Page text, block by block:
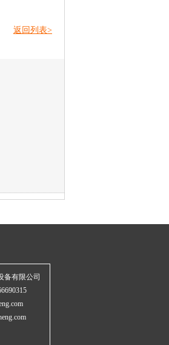
返回列表>
备有限公司